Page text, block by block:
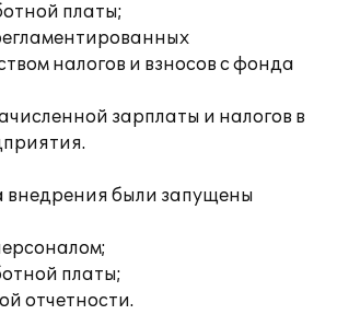
платы;
налогов и взносов с фонда
зарплаты и налогов в
внедрения были запущены
платы;
отчетности.